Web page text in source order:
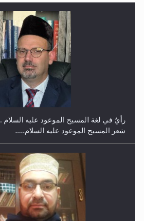
حفل توزيع الشهادات في الجامعة الأحمدية
معرض القرآن الكريم لمدة ثلاثين يوما في
شعر المسيح الموعود عليه السلام.....